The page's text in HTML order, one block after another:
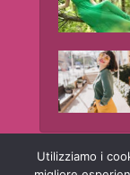
Junglam - Just In
Utilizziamo i